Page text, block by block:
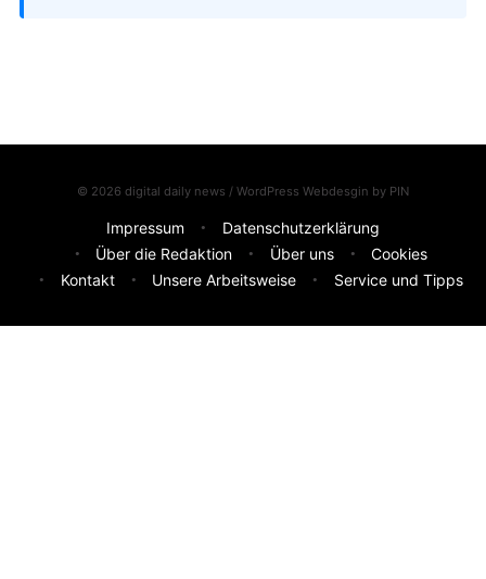
© 2026 digital daily news / WordPress Webdesgin by PIN
Impressum
Datenschutzerklärung
Über die Redaktion
Über uns
Cookies
Kontakt
Unsere Arbeitsweise Service und Tipps